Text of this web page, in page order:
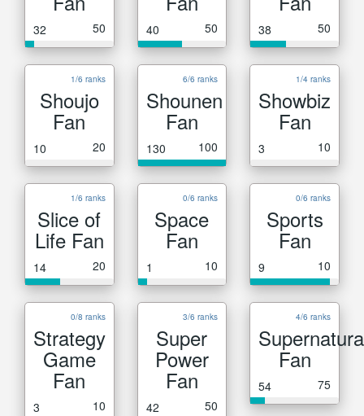
32 50 40 50 38 50
1/6 ranks
Shoujo
Fan
10 20
6/6 ranks
Shounen
Fan
130 100
1/4 ranks
Showbiz
Fan
3 10
1/6 ranks
Slice of
Life Fan
14 20
0/6 ranks
Space
Fan
1 10
0/6 ranks
Sports
Fan
9 10
0/8 ranks
Strategy
Game
Fan
3 10
3/6 ranks
Super
Power
Fan
42 50
4/6 ranks
Fan
54 75